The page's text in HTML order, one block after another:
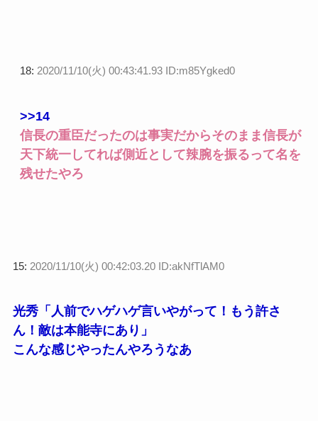
18: 2020/11/10(火) 00:43:41.93 ID:m85Ygked0
>>14
信長の重臣だったのは事実だからそのまま信長が
天下統一してれば側近として辣腕を振るって名を
残せたやろ
15: 2020/11/10(火) 00:42:03.20 ID:akNfTlAM0
光秀「人前でハゲハゲ言いやがって！もう許さ
ん！敵は本能寺にあり」
こんな感じやったんやろうなあ